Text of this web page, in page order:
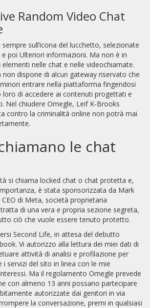
Random Video Chat
sull’icona del lucchetto, selezionate
e poi Ulteriori informazioni. Ma non è in
nelle chat e nelle videochiamate.
dispone di alcun gateway riservato che
entrare nella piattaforma fingendosi
loro di accedere ai contenuti progettati e
Nel chiudere Omegle, Leif K-Brooks
contro la criminalità online non potrà mai
le chat
si chiama locked chat o chat protetta e,
è stata sponsorizzata da Mark
di Meta, società proprietaria
di una vera e propria sezione segreta,
ciò che vuole essere tenuto protetto.
Second Life, in attesa del debutto
Vi autorizzo alla lettura dei miei dati di
attività di analisi e profilazione per
i servizi del sito in linea con le mie
Ma il regolamento Omegle prevede
con almeno 13 anni possano partecipare
autorizzate dai genitori in via
la conversazione, premi in qualsiasi